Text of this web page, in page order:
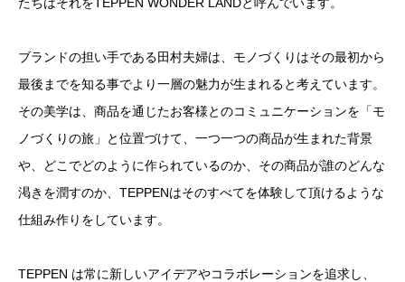
ブランドの担い手である田村夫婦は、モノづくりはその最初から
最後までを知る事でより一層の魅力が生まれると考えています。
その美学は、商品を通じたお客様とのコミュニケーションを「モ
ノづくりの旅」と位置づけて、一つ一つの商品が生まれた背景
や、どこでどのように作られているのか、その商品が誰のどんな
渇きを潤すのか、TEPPENはそのすべてを体験して頂けるような
仕組み作りをしています。
TEPPEN は常に新しいアイデアやコラボレーションを追求し、